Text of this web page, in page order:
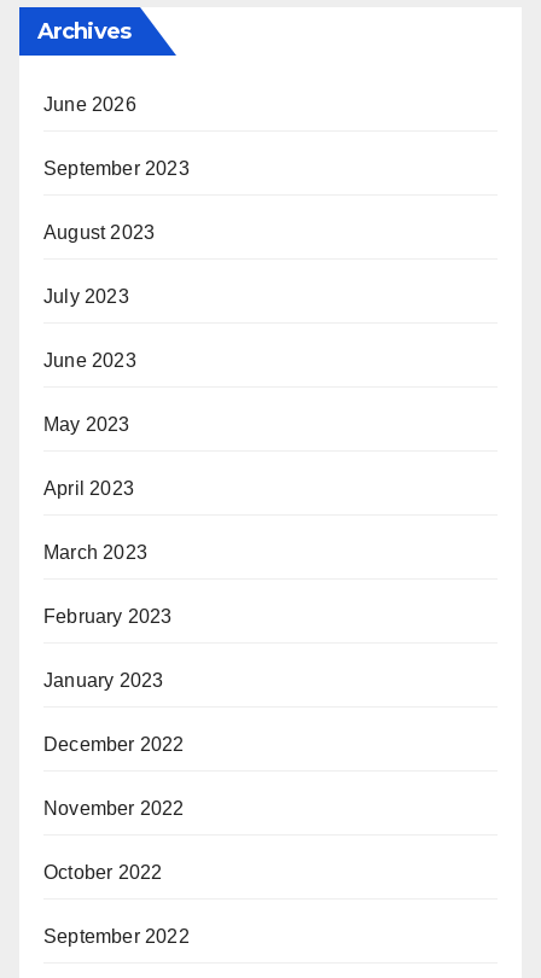
Archives
June 2026
September 2023
August 2023
July 2023
June 2023
May 2023
April 2023
March 2023
February 2023
January 2023
December 2022
November 2022
October 2022
September 2022